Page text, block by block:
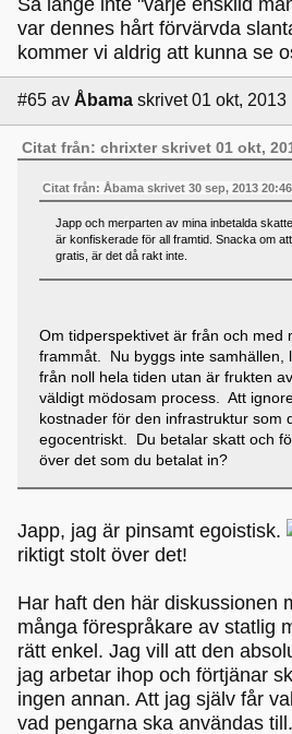
Så länge inte "varje enskild
var dennes hårt förvärvda
kommer vi aldrig att kunna se
#65 av Åbama skrivet 01 okt, 2013
Citat från: chrixter skrivet 01 okt,
Citat från: Åbama skrivet 30 sep, 2013 20:46
Japp och merparten av mina inbetalda
är konfiskerade för all framtid. Snacka om
gratis, är det då rakt inte.
Om tidperspektivet är från och med
frammåt. Nu byggs inte samhällen,
från noll hela tiden utan är frukten
väldigt mödosam process. Att
kostnader för den infrastruktur som
egocentriskt. Du betalar skatt och
över det som du betalat in?
Japp, jag är pinsamt egoistisk.
riktigt stolt över det!
Har haft den här diskussionen
många förespråkare av statlig
rätt enkel. Jag vill att den
jag arbetar ihop och förtjänar
ingen annan. Att jag själv får
vad pengarna ska användas